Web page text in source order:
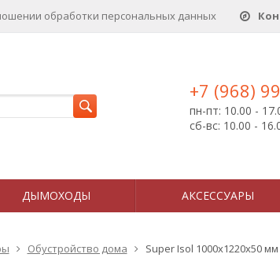
обработки персональных данныx
+7 (968)
пн-пт: 10.00 -
сб-вс: 10.00 -
ДЫМОХОДЫ АКСЕССУАРЫ
Обустройство дома Super Isol 1000x1220х50